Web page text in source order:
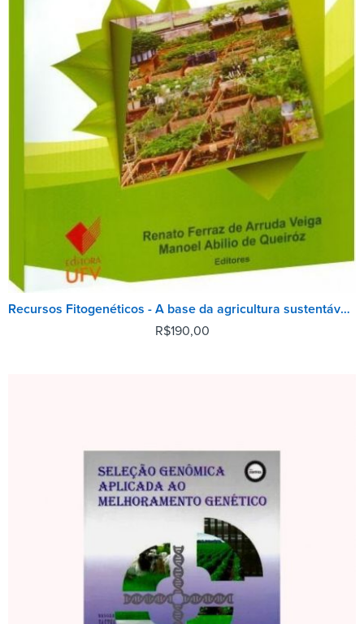
Recursos Fitogenéticos - A base da agricultura sustentável no Brasil
R$190,00